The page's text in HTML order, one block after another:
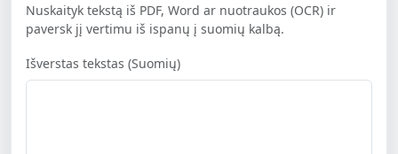
Nuskaityk tekstą iš PDF, Word ar nuotraukos (OCR) ir
paversk jį vertimu iš ispanų į suomių kalbą.
Išverstas tekstas (Suomių)